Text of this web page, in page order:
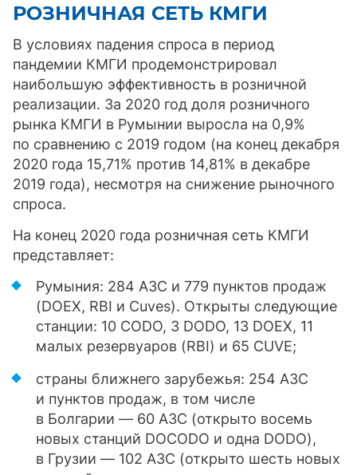
РОЗНИЧНАЯ СЕТЬ КМГИ
В условиях падения спроса в период
пандемии КМГИ продемонстрировал
наибольшую эффективность в розничной
реализации. За 2020 год доля розничного
рынка КМГИ в Румынии выросла на 0,9%
по сравнению с 2019 годом (на конец декабря
2020 года 15,71% против 14,81% в декабре
2019 года), несмотря на снижение рыночного
спроса.
На конец 2020 года розничная сеть КМГИ
представляет:
Румыния: 284 АЗС и 779 пунктов продаж
(DOEX, RBI и Cuves). Открыты следующие
станции: 10 CODO, 3 DODO, 13 DOEX, 11
малых резервуаров (RBI) и 65 CUVE;
страны ближнего зарубежья: 254 АЗС
и пунктов продаж, в том числе
в Болгарии — 60 АЗС (открыто восемь
новых станций DOCODO и одна DODO),
в Грузии — 102 АЗС (открыто шесть новых